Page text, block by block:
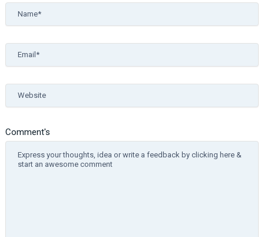
Comment's
Name*
Email*
Website